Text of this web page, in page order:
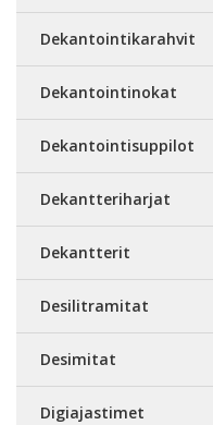
Dekantointikarahvit
Dekantointinokat
Dekantointisuppilot
Dekantteriharjat
Dekantterit
Desilitramitat
Desimitat
Digiajastimet